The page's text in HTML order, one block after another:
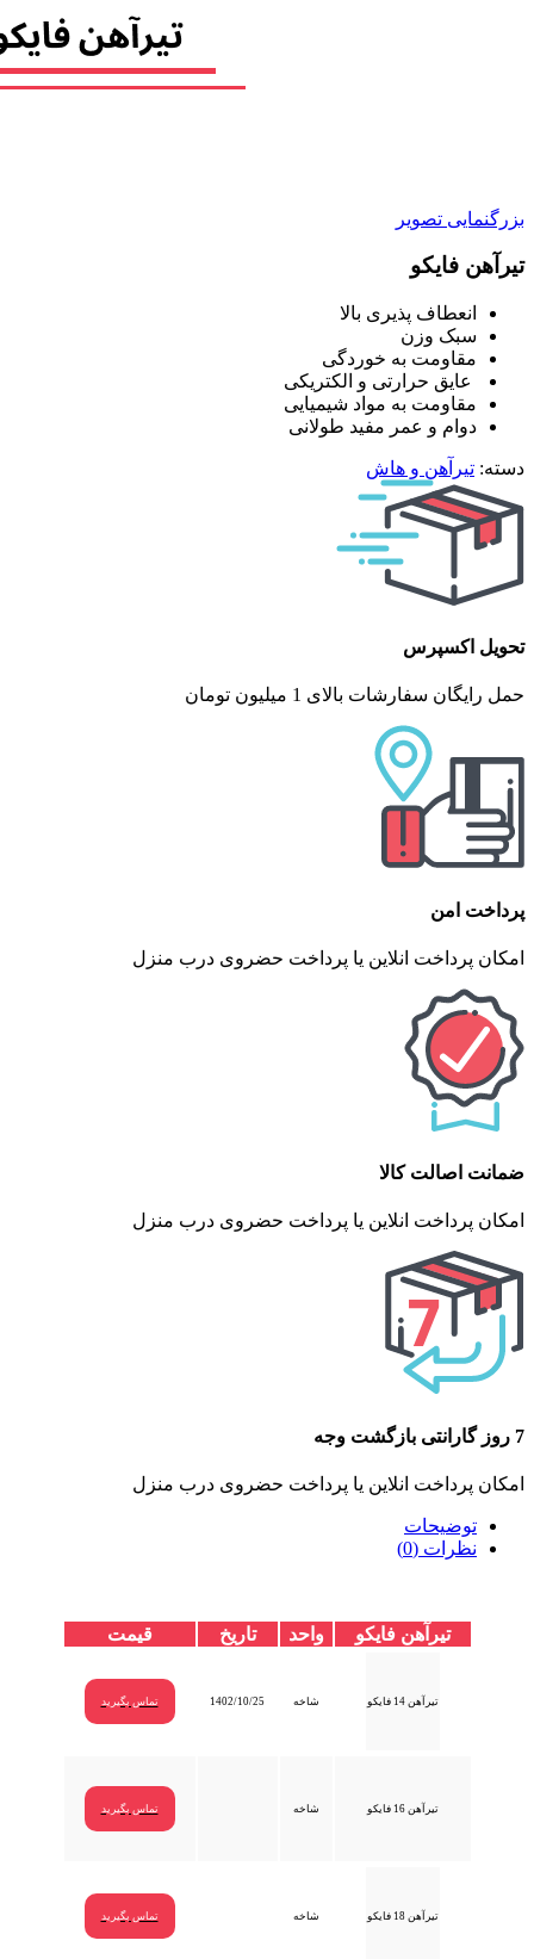
بزرگنمایی تصویر
تیرآهن فایکو
انعطاف پذیری بالا
سبک وزن
مقاومت به خوردگی
عایق حرارتی و الکتریکی
مقاومت به مواد شیمیایی
دوام و عمر مفید طولانی
دسته: تیرآهن و هاش
تحویل اکسپرس
حمل رایگان سفارشات بالای 1 میلیون تومان
پرداخت امن
امکان پرداخت انلاین یا پرداخت حضروی درب منزل
ضمانت اصالت کالا
امکان پرداخت انلاین یا پرداخت حضروی درب منزل
7 روز گارانتی بازگشت وجه
امکان پرداخت انلاین یا پرداخت حضروی درب منزل
توضیحات
نظرات (0)
تیرآهن فایکو واحد تاریخ قیمت
تیرآهن 14 فایکو شاخه 1402/10/25 تماس بگیرید
تیرآهن 16 فایکو شاخه تماس بگیرید
تیرآهن 18 فایکو شاخه تماس بگیرید